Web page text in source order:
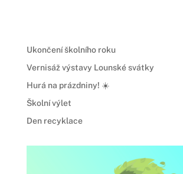
Ukončení školního roku
Vernisáž výstavy Lounské svátky
Hurá na prázdniny! ☀️
Školní výlet
Den recyklace